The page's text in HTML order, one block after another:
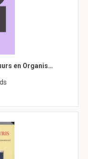
en Organis…